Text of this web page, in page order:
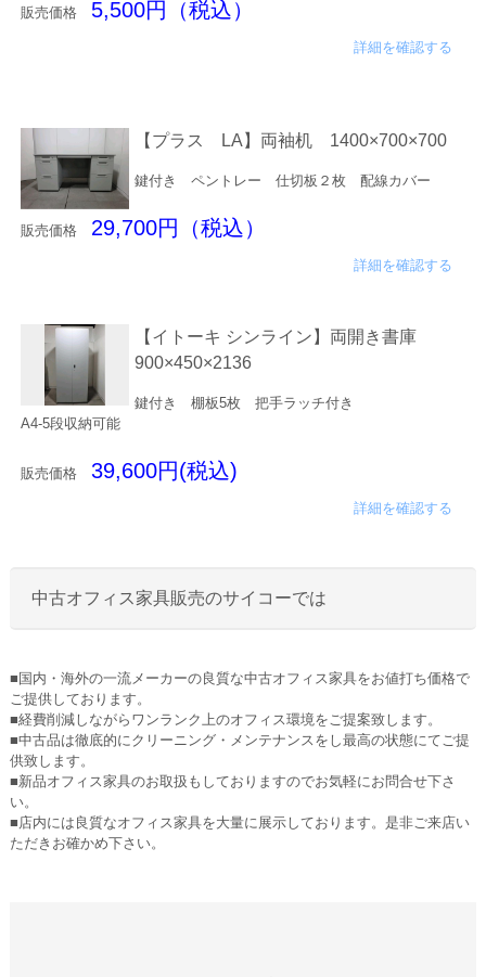
販売価格 5,500円（税込）
詳細を確認する
【プラス LA】両袖机 1400×700×700
鍵付き ペントレー 仕切板２枚 配線カバー
販売価格 29,700円（税込）
詳細を確認する
【イトーキ シンライン】両開き書庫
900×450×2136
鍵付き 棚板5枚 把手ラッチ付き
A4-5段収納可能
販売価格 39,600円(税込)
詳細を確認する
中古オフィス家具販売のサイコーでは
■国内・海外の一流メーカーの良質な中古オフィス家具をお値打ち価格で
ご提供しております。
■経費削減しながらワンランク上のオフィス環境をご提案致します。
■中古品は徹底的にクリーニング・メンテナンスをし最高の状態にてご提
供致します。
■新品オフィス家具のお取扱もしておりますのでお気軽にお問合せ下さ
い。
■店内には良質なオフィス家具を大量に展示しております。是非ご来店い
ただきお確かめ下さい。